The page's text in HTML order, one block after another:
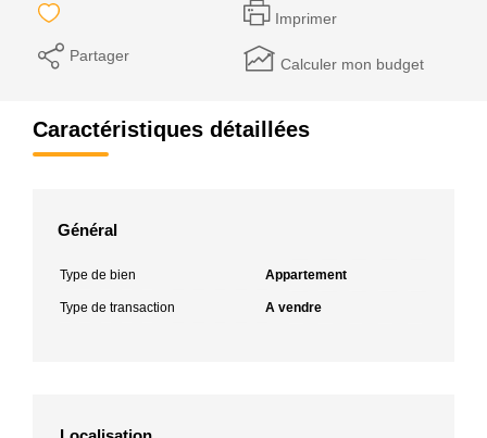
Imprimer
Partager Calculer mon budget
Caractéristiques détaillées
Général
Type de bien Appartement
Type de transaction A vendre